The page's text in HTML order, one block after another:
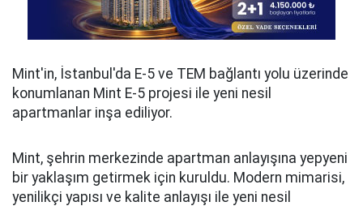
Mint'in, İstanbul'da E-5 ve TEM bağlantı yolu üzerinde
konumlanan Mint E-5 projesi ile yeni nesil
apartmanlar inşa ediliyor.
Mint, şehrin merkezinde apartman anlayışına yepyeni
bir yaklaşım getirmek için kuruldu. Modern mimarisi,
yenilikçi yapısı ve kalite anlayışı ile yeni nesil